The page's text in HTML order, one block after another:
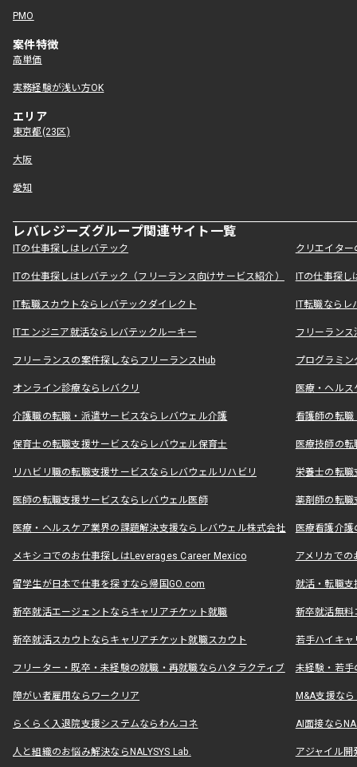
PMO
案件特徴
高単価
実務経験が浅い方OK
エリア
東京都(23区)
大阪
愛知
レバレジーズグループ関連サイト一覧
ITの仕事探しはレバテック クリエイタ
ITの仕事探しはレバテック（フリーランス向けサービス紹介） ITの仕事探
IT転職スカウトならレバテックダイレクト IT転職なら
ITエンジニア就活ならレバテックルーキー フリーラン
フリーランスの案件探しならフリーランスHub プログラミ
オンライン診療ならレバクリ 医療・ヘル
介護職の転職・派遣サービスならレバウェル介護 看護師の転
保育士の転職支援サービスならレバウェル保育士 医療技師の
リハビリ職の転職支援サービスならレバウェルリハビリ 栄養士の転
医師の転職支援サービスならレバウェル医師 薬剤師の転
医療・ヘルスケア業界の課題解決支援ならレバウェル株式会社 医療看護介
メキシコでのお仕事探しはLeverages Career Mexico アメリカで
留学生が日本で仕事を探すなら帰国GO.com 就活・転職
新卒就活エージェントならキャリアチケット就職 新卒就活無料
新卒就活スカウトならキャリアチケット就職スカウト 若手ハイキ
フリーター・既卒・未経験の就職・再就職ならハタラクティブ 未経験・若手
障がい者雇用ならワークリア M&A支援な
らくらく入退院支援システムならわんコネ AI面接なら
人と組織のお悩み解決ならNALYSYS Lab. アジャイル